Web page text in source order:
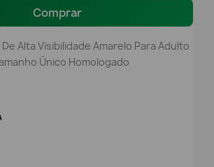
Comprar
Alta Visibilidade Amarelo Para Adulto
Único Homologado